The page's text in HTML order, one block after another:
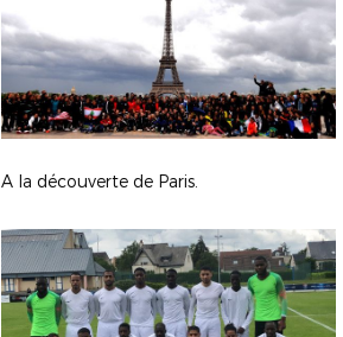
A la découverte de Paris.